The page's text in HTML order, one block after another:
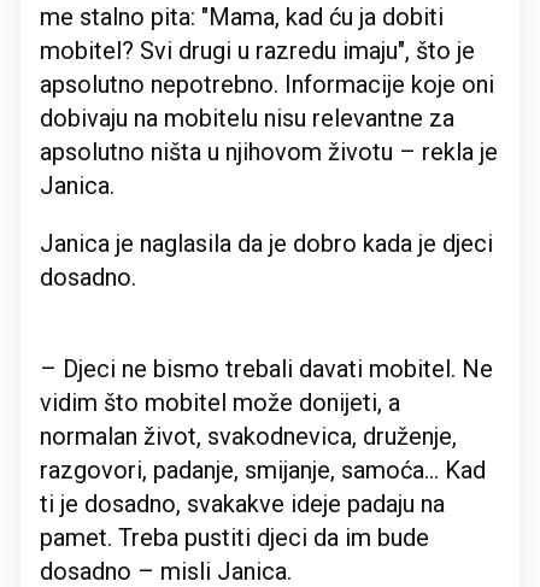
me stalno pita: "Mama, kad ću ja dobiti
mobitel? Svi drugi u razredu imaju", što je
apsolutno nepotrebno. Informacije koje oni
dobivaju na mobitelu nisu relevantne za
apsolutno ništa u njihovom životu – rekla je
Janica.
Janica je naglasila da je dobro kada je djeci
dosadno.
– Djeci ne bismo trebali davati mobitel. Ne
vidim što mobitel može donijeti, a
normalan život, svakodnevica, druženje,
razgovori, padanje, smijanje, samoća... Kad
ti je dosadno, svakakve ideje padaju na
pamet. Treba pustiti djeci da im bude
dosadno – misli Janica.